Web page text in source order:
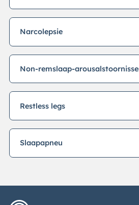
Narcolepsie
Non-remslaap-
Restless legs
Slaapapneu